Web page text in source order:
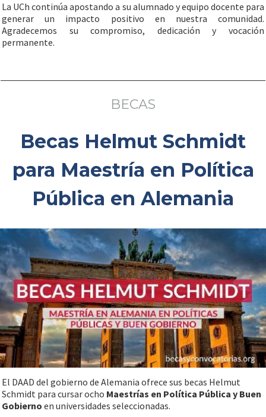
La UCh continúa apostando a su alumnado y equipo docente para
generar un impacto positivo en nuestra comunidad.
Agradecemos su compromiso, dedicación y vocación
permanente.
BECAS
Becas Helmut Schmidt
para Maestría en Política
Pública en Alemania
El DAAD del gobierno de Alemania ofrece sus becas Helmut
Schmidt para cursar ocho Maestrías en Política Pública y Buen
Gobierno en universidades seleccionadas.